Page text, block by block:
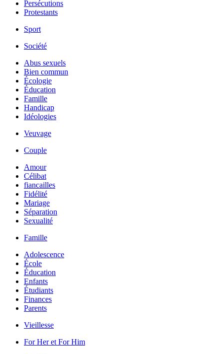
Persécutions
Protestants
Sport
Société
Abus sexuels
Bien commun
Écologie
Éducation
Famille
Handicap
Idéologies
Veuvage
Couple
Amour
Célibat
fiancailles
Fidélité
Mariage
Séparation
Sexualité
Famille
Adolescence
École
Éducation
Enfants
Étudiants
Finances
Parents
Vieillesse
For Her et For Him